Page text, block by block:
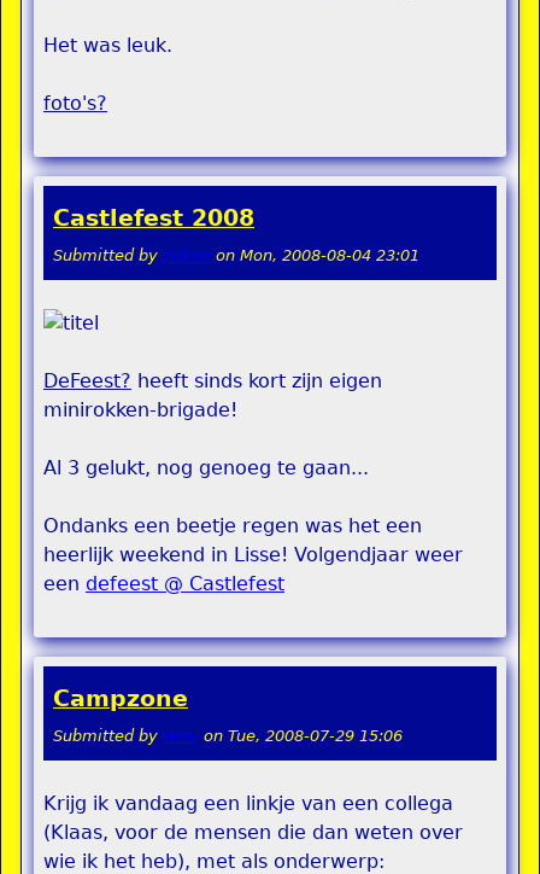
Het was leuk.
foto's?
Castlefest 2008
Submitted by pokon on Mon, 2008-08-04 23:01
DeFeest? heeft sinds kort zijn eigen
minirokken-brigade!
Al 3 gelukt, nog genoeg te gaan...
Ondanks een beetje regen was het een
heerlijk weekend in Lisse! Volgendjaar weer
een defeest @ Castlefest
Campzone
Submitted by remi on Tue, 2008-07-29 15:06
Krijg ik vandaag een linkje van een collega
(Klaas, voor de mensen die dan weten over
wie ik het heb), met als onderwerp: